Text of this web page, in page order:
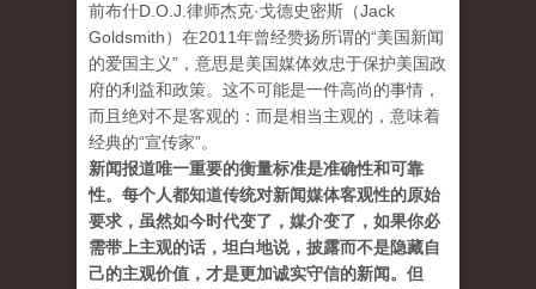
前布什D.O.J.律师杰克·戈德史密斯（Jack
Goldsmith）在2011年曾经赞扬所谓的“美国新闻
的爱国主义”，意思是美国媒体效忠于保护美国政
府的利益和政策。这不可能是一件高尚的事情，
而且绝对不是客观的：而是相当主观的，意味着
经典的“宣传家”。
新闻报道唯一重要的衡量标准是准确性和可靠
性。每个人都知道传统对新闻媒体客观性的原始
要求，虽然如今时代变了，媒介变了，如果你必
需带上主观的话，坦白地说，披露而不是隐藏自
己的主观价值，才是更加诚实守信的新闻。但